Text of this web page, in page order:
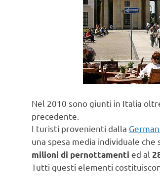
Nel 2010 sono giunti in Italia
precedente.
I turisti provenienti dalla
una spesa media individuale
milioni di pernottamenti ed al
Tutti questi elementi